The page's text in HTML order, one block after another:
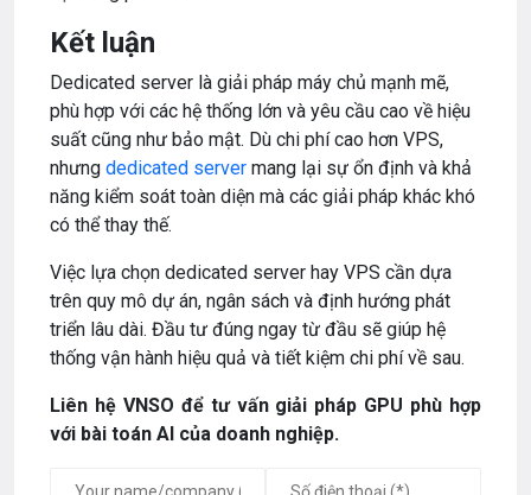
Kết luận
Dedicated server là giải pháp máy chủ mạnh mẽ,
phù hợp với các hệ thống lớn và yêu cầu cao về hiệu
suất cũng như bảo mật. Dù chi phí cao hơn VPS,
nhưng dedicated server mang lại sự ổn định và khả
năng kiểm soát toàn diện mà các giải pháp khác khó
có thể thay thế.
Việc lựa chọn dedicated server hay VPS cần dựa
trên quy mô dự án, ngân sách và định hướng phát
triển lâu dài. Đầu tư đúng ngay từ đầu sẽ giúp hệ
thống vận hành hiệu quả và tiết kiệm chi phí về sau.
Liên hệ VNSO để tư vấn giải pháp GPU phù hợp
với bài toán AI của doanh nghiệp.